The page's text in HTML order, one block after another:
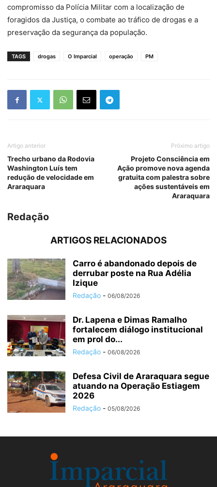
compromisso da Polícia Militar com a localização de
foragidos da Justiça, o combate ao tráfico de drogas e a
preservação da segurança da população.
TAGS drogas O Imparcial operação PM
Artigo anterior
Trecho urbano da Rodovia
Washington Luís tem
redução de velocidade em
Araraquara
Próximo artigo
Projeto Consciência em
Ação promove nova agenda
gratuita com palestra sobre
ações sustentáveis em
Araraquara
Redação
ARTIGOS RELACIONADOS
Carro é abandonado depois de
derrubar poste na Rua Adélia
Izique
Redação - 06/08/2026
Dr. Lapena e Dimas Ramalho
fortalecem diálogo institucional
em prol do...
Redação - 06/08/2026
Defesa Civil de Araraquara segue
atuando na Operação Estiagem
2026
Redação - 05/08/2026